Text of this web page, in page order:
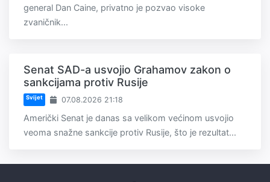
general Dan Caine, privatno je pozvao visoke
zvaničnik...
Senat SAD-a usvojio Grahamov zakon o
sankcijama protiv Rusije
Svijet 07.08.2026 21:18
Američki Senat je danas sa velikom većinom usvojio
veoma snažne sankcije protiv Rusije, što je rezultat...